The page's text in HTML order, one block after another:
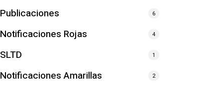
Publicaciones 6
Notificaciones Rojas 4
SLTD 1
Notificaciones Amarillas 2